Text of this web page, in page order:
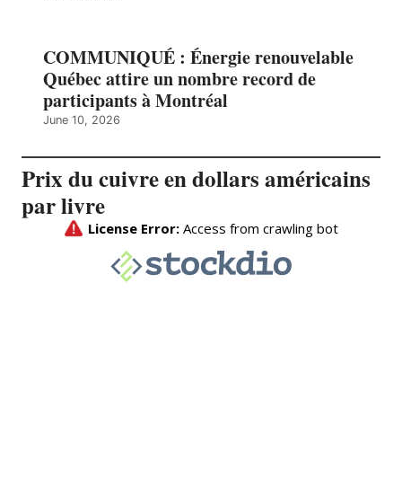
COMMUNIQUÉ : Énergie renouvelable
Québec attire un nombre record de
participants à Montréal
June 10, 2026
Prix du cuivre en dollars américains
par livre